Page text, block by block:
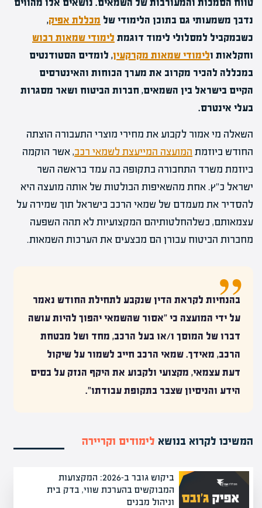
טווח הסמכות והמעורבות של השמאים. נושאים אלו מהווים
נדבך משמעותי גם בתוכן הלימודי של מכללת אפיק,
כשבמקביל למסלולי לימוד דוגמתלימודי שמאות רכוש
וחקלאות ולימודי שמאות מקרקעין, לומדים הסטודנטים
במכללה להכיר מקרוב את מערך הכוחות והאינטרסים
הקיים בישראל בין השמאים, חברות הביטוח ושאר מסגרות
בעלי אינטרס.
השאלה מי אמור לקבוע את מחירי מוצרי התעבורה הוצתה
החודש ביוזמת המועצה המייעצת לשמאי רכב, אשר הוקמה
ביוזמת משרד התחבורה בתקופה בה עמד בראשה השר
ישראל כ"ץ. אחת מהשאיפות הבולטות של אותה מועצה היא
להסדיר את מעמדם של שמאי הרכב בישראל תוך שמירה על
עצמאותם, כשלהחלטותיהם המקצועיות לא תהה השפעה
מחברות הביטוח עבורן הם מבצעים את הערכות השמאות.
בהנחיות לקראת הדין שנקבע לתחילת החודש נאמר
על ידי המועצה כי "אסור שהשמאי יהפוך להיות עושה
דברו של המוסך ו/או בעל הרכב, מחד ושל מבטחת
הרכב, מאידך. שמאי הרכב חייב לשמור על שיקול
דעת עצמאי, מקצועי ולקבוע את היקף הנזק על בסיס
הידע והניסיון שצבר בתקופת עבודתו".
המשיכו לקרוא בנושא לימודים וקריירה
ביקוש גובר ב-2026: המקצועות
המבוקשים בהערכת שווי, בדק בית
וניהול מבנים